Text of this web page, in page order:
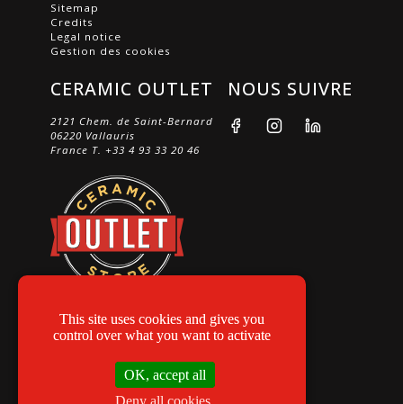
Sitemap
Credits
Legal notice
Gestion des cookies
CERAMIC OUTLET
2121 Chem. de Saint-Bernard
06220 Vallauris
France T. +33 4 93 33 20 46
NOUS SUIVRE
This site uses cookies and gives you
control over what you want to activate
OK, accept all
Deny all cookies